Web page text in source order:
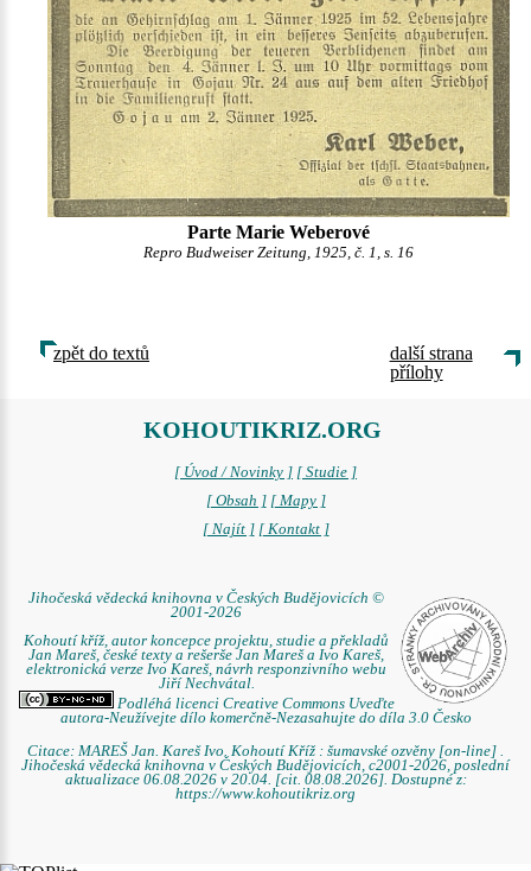
Parte Marie Weberové
Repro Budweiser Zeitung, 1925, č. 1, s. 16
zpět do textů
další strana
přílohy
KOHOUTIKRIZ.ORG
[ Úvod / Novinky ] [ Studie ]
[ Obsah ] [ Mapy ]
[ Najít ] [ Kontakt ]
Jihočeská vědecká knihovna v Českých Budějovicích ©
2001-2026
Kohoutí kříž, autor koncepce projektu, studie a překladů
Jan Mareš, české texty a rešerše Jan Mareš a Ivo Kareš,
elektronická verze Ivo Kareš, návrh responzivního webu
Jiří Nechvátal.
Podléhá licenci Creative Commons Uveďte
autora-Neužívejte dílo komerčně-Nezasahujte do díla 3.0 Česko
Citace: MAREŠ Jan. Kareš Ivo. Kohoutí Kříž : šumavské ozvěny [on-line] .
Jihočeská vědecká knihovna v Českých Budějovicích, c2001-2026, poslední
aktualizace 06.08.2026 v 20.04. [cit. 08.08.2026]. Dostupné z:
https://www.kohoutikriz.org